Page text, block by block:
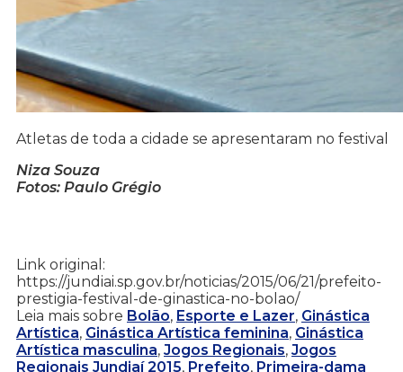
Atletas de toda a cidade se apresentaram no festival
Niza Souza
Fotos: Paulo Grégio
Link original:
https://jundiai.sp.gov.br/noticias/2015/06/21/prefeito-
prestigia-festival-de-ginastica-no-bolao/
Leia mais sobre Bolão, Esporte e Lazer, Ginástica
Artística, Ginástica Artística feminina, Ginástica
Artística masculina, Jogos Regionais, Jogos
Regionais Jundiaí 2015, Prefeito, Primeira-dama